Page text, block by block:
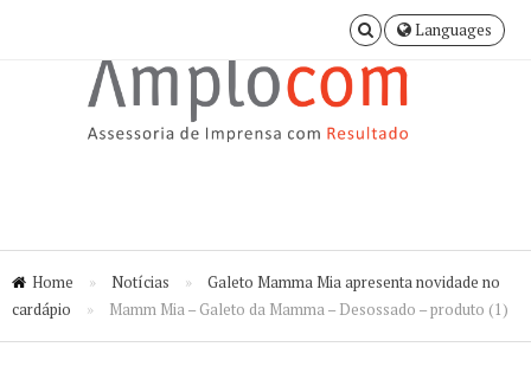
Languages
Home » Notícias »
Galeto Mamma Mia apresenta novidade no
cardápio
» Mamm Mia – Galeto da Mamma – Desossado – produto (1)